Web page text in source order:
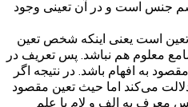
جنس است و در آن تعینی وجود
تعین است یعنی اینکه شخص تعین
معلوم هم نباشد. پس تعریف در
به افهام باشد. در نتیجه اگر
می‌کند اما حیث تعین مقصود
معرف به الف و لام یا علم